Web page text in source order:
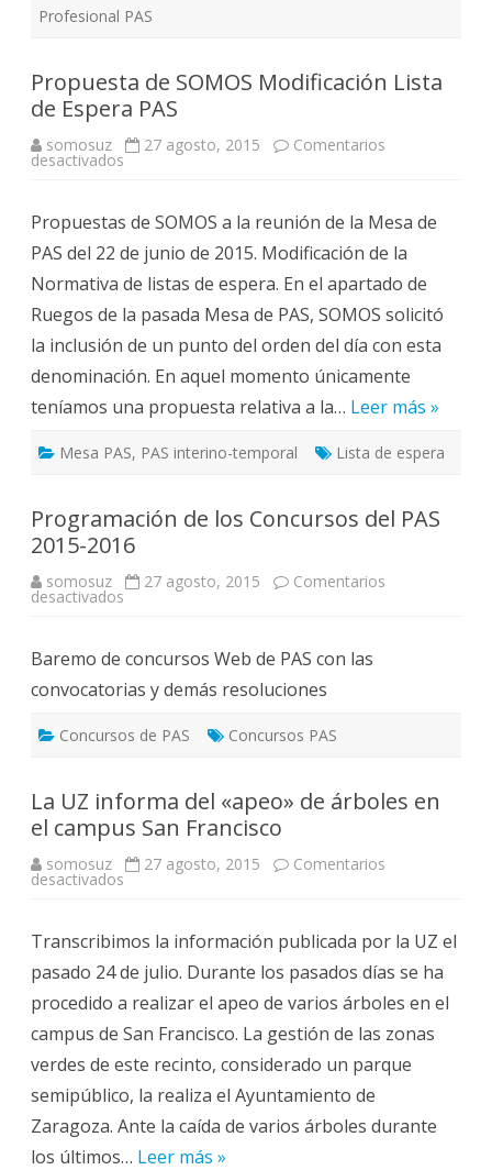
Profesional PAS
Propuesta de SOMOS Modificación Lista
de Espera PAS
somosuz 27 agosto, 2015 Comentarios
desactivadosen
Modificación
Lista
de
Espera
PAS
Propuestas de SOMOS a la reunión de la Mesa de
PAS del 22 de junio de 2015. Modificación de la
Normativa de listas de espera. En el apartado de
Ruegos de la pasada Mesa de PAS, SOMOS solicitó
la inclusión de un punto del orden del día con esta
denominación. En aquel momento únicamente
teníamos una propuesta relativa a la… Leer más »
Mesa PAS, PAS interino-temporal Lista de espera
Programación de los Concursos del PAS
2015-2016
somosuz 27 agosto, 2015 Comentarios
desactivadosen
Concursos
del
PAS
2015-
Baremo de concursos Web de PAS con las
convocatorias y demás resoluciones
Concursos de PAS Concursos PAS
La UZ informa del «apeo» de árboles en
el campus San Francisco
somosuz 27 agosto, 2015 Comentarios
desactivadosen
del
«apeo»
de
árboles
en
el
campus
San
Francisco
Transcribimos la información publicada por la UZ el
pasado 24 de julio. Durante los pasados días se ha
procedido a realizar el apeo de varios árboles en el
campus de San Francisco. La gestión de las zonas
verdes de este recinto, considerado un parque
semipúblico, la realiza el Ayuntamiento de
Zaragoza. Ante la caída de varios árboles durante
los últimos… Leer más »